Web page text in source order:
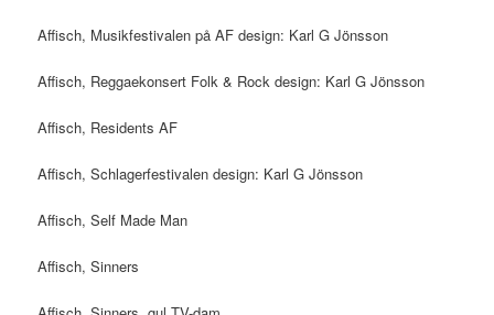
Affisch, Musikfestivalen på AF design: Karl G Jönsson
Affisch, Reggaekonsert Folk & Rock design: Karl G Jönsson
Affisch, Residents AF
Affisch, Schlagerfestivalen design: Karl G Jönsson
Affisch, Self Made Man
Affisch, Sinners